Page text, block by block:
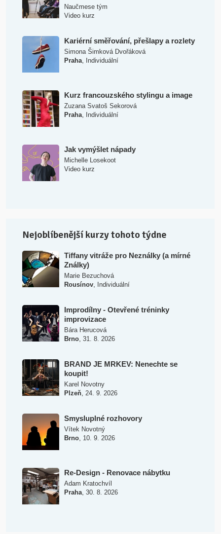
Naučmese tým
Video kurz
Kariérní směřování, přešlapy a rozlety
Simona Šimková Dvořáková
Praha, Individuální
Kurz francouzského stylingu a image
Zuzana Svatoš Sekorová
Praha, Individuální
Jak vymýšlet nápady
Michelle Losekoot
Video kurz
Nejoblíbenější kurzy tohoto týdne
Tiffany vitráže pro Neználky (a mírné
Ználky)
Marie Bezuchová
Rousínov, Individuální
Improdílny - Otevřené tréninky
improvizace
Bára Herucová
Brno, 31. 8. 2026
BRAND JE MRKEV: Nenechte se
koupit!
Karel Novotny
Plzeň, 24. 9. 2026
Smysluplné rozhovory
Vítek Novotný
Brno, 10. 9. 2026
Re-Design - Renovace nábytku
Adam Kratochvíl
Praha, 30. 8. 2026